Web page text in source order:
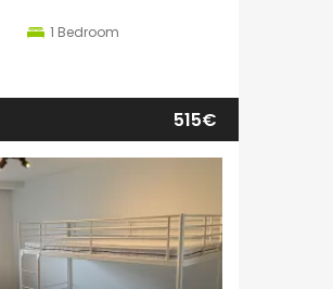
1 Bedroom
515€